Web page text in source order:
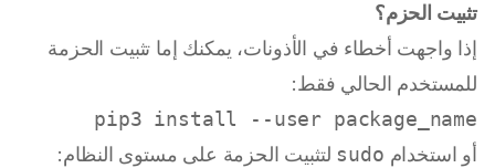
تثبيت الحزم؟
إذا واجهت أخطاء في الأذونات، يمكنك إما تثبيت الحزمة
للمستخدم الحالي فقط:
pip3 install --user package_name
أو استخدام sudo لتثبيت الحزمة على مستوى النظام: